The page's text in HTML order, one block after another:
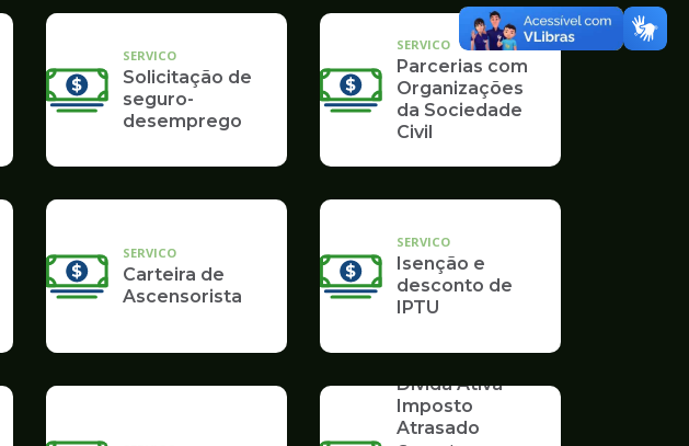
SERVICO
Solicitação de
seguro-
desemprego
SERVICO
Parcerias com
Organizações
da Sociedade
Civil
SERVICO
Carteira de
Ascensorista
SERVICO
Isenção e
desconto de
IPTU
Dívida Ativa -
Imposto
Atrasado